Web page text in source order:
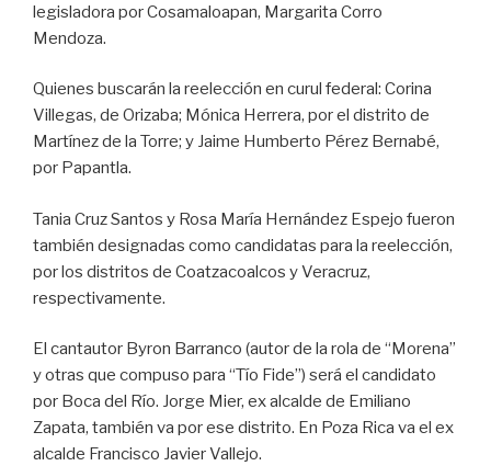
legisladora por Cosamaloapan, Margarita Corro
Mendoza.
Quienes buscarán la reelección en curul federal: Corina
Villegas, de Orizaba; Mónica Herrera, por el distrito de
Martínez de la Torre; y Jaime Humberto Pérez Bernabé,
por Papantla.
Tania Cruz Santos y Rosa María Hernández Espejo fueron
también designadas como candidatas para la reelección,
por los distritos de Coatzacoalcos y Veracruz,
respectivamente.
El cantautor Byron Barranco (autor de la rola de “Morena”
y otras que compuso para “Tío Fide”) será el candidato
por Boca del Río. Jorge Mier, ex alcalde de Emiliano
Zapata, también va por ese distrito. En Poza Rica va el ex
alcalde Francisco Javier Vallejo.